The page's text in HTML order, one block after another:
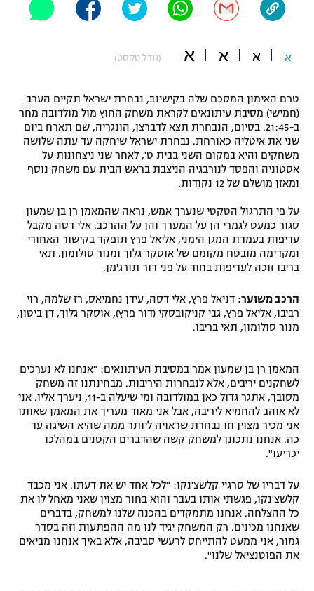
"מחצית בשכונה" – פודקאסט
תקנון משתתפים וזוכים בפרסים
תקנון עבור פעילות אלקטרה
תקנון עבור פעילות ספורט 1 – "מרלן"
טניס
גיימינג E-Sports
תנאי שימוש
מדיניות פרטיות
תקנון פעילות ספורט 1
רשיון להקרנה פומבית לבית עסק
הצטרפות לחבילת הערוצים
לוח דרושים – ג'ובנט
ספורט מוטורי
כדורמים
פוטבול אמריקאי NFL
בייסבול MLB
אומנויות לחימה
גיימינג E-Sports
א א א א (גודל טקסט)
טרם האימון המסכם שלה בקישינב, נבחרת ישראל תקיים הערב
(חמישי) מסיבת עיתונאים לקראת משחק החוץ מול מולדובה מחר
ב-21:45. בסיום, הנבחרת תצא לדברצן, הונגריה, שם תארח ביום
שני את איטליה כאורחת. נבחרת ישראל שיחקה עד עתה שלושה
משחקים והיא במקום השני בבית ט', לאחר שני ניצחונות על
אסטוניה והפסד לנורבגיה הניצבת בראש הבית עם משחק נוסף
ומאזן מושלם של 12 נקודות.
על פי התרגול הטקטי שנערך אמש, נראה שהמאמן רן בן שמעון
סגור כמעט לגמרי הן על המערך והן על ההרכב. אלי דסה מקבל
עדיפות בעמדת המגן הימני, אליאל פרץ תופקד בקישור האחורי
ומקדימה מובטח מקומם של אוסקר גלוך ומנור סולומון. תאי
בריבו זוכה לעדיפות בחוד על פני דור תורג'מן.
הרכב משוער: דניאל פרץ, אלי דסה, עידן נחמיאס, רז שלמה, רוי
רביבו, אליאל פרץ, גבי קניקובסקי (דור פרץ), אוסקר גלוך, דן ביטון,
מנור סולומון, תאי בריבו.
המאמן רן בן שמעון אמר במסיבת העיתונאים: "אנחנו לא נערכים
לשחקנים יריבים, אלא לנבחרות היריבות. מבחינתנו זה משחק
מסובך, אתגר גדול כאן במולדובה ומי שיעלה ב-11, ניערך אליו. אני
לא אוהב להחמיא ליריבה, אבל אני מאוד מעריך את המאמן שאותו
אני מכיר מצוין וזו נבחרת שראויה ליותר ממה שהיא השיגה עד
כה. אנחנו נתכונן למשחק קשה שהדברים הקטנים במהלכו
יכריעו".
על דבריו של סרגיי קלשצ'נקו: "לכל אחד יש את דעתו. אני מכבד
קלשצ'נקו, פגשתי אותו בעבר והוא בחור מצוין שאני מאחל לו את
כל ההצלחה. אנחנו מתמקדים בהכנה שלנו למשחק, בדברים
שאנחנו מכינים. רק המשחק יגיד לנו מה ההפתעות וזה בסדר
גמור, אני ממעט להתייחס לרעשי סביבה, אלא באיך אנחנו מביאים
את הפוטנציאל שלנו".